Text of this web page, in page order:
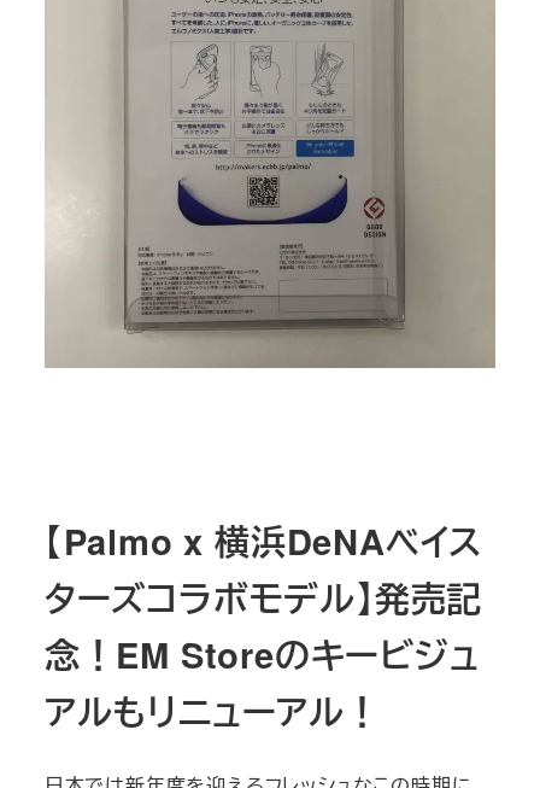
【Palmo x 横浜DeNAベイス
ターズコラボモデル】発売記
念！EM Storeのキービジュ
アルもリニューアル！